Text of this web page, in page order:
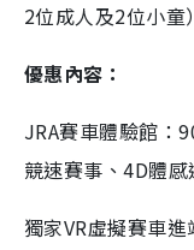
2位成人及2位小童）
優惠內容：
JRA賽車體驗館：
競速賽事、4D體
獨家VR虛擬賽車